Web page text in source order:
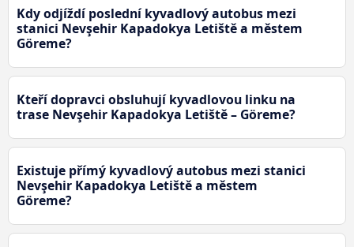
Kdy odjíždí poslední kyvadlový autobus mezi
stanici Nevşehir Kapadokya Letiště a městem
Göreme?
Kteří dopravci obsluhují kyvadlovou linku na
trase Nevşehir Kapadokya Letiště – Göreme?
Existuje přímý kyvadlový autobus mezi stanici
Nevşehir Kapadokya Letiště a městem
Göreme?